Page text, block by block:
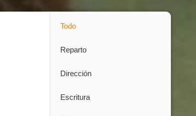
Todo
Reparto
Dirección
Escritura